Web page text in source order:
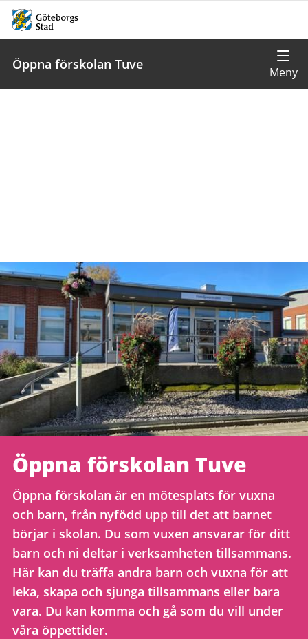
Öppna förskolan Tuve
Öppna förskolan Tuve
Öppna förskolan är en mötesplats för vuxna
och barn, från nyfödd upp till det att barnet
börjar i skolan. Du som vuxen ansvarar för ditt
barn och ni deltar i verksamheten tillsammans.
Här kan du träffa andra barn och vuxna för att
leka, skapa och sjunga tillsammans eller bara
vara. Du kan komma och gå som du vill under
våra öppettider.